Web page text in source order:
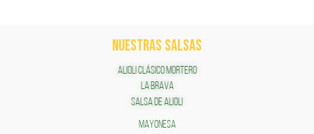
NUESTRAS SALSAS
ALIOLI CLÁSICO MORTERO
LA BRAVA
SALSA DE ALIOLI
MAYONESA